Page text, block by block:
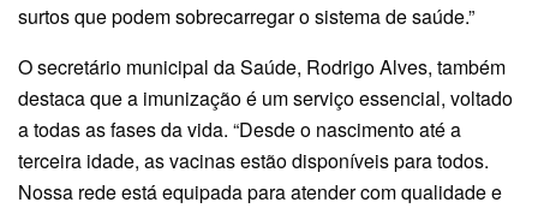
surtos que podem sobrecarregar o sistema de saúde.”
O secretário municipal da Saúde, Rodrigo Alves, também
destaca que a imunização é um serviço essencial, voltado
a todas as fases da vida. “Desde o nascimento até a
terceira idade, as vacinas estão disponíveis para todos.
Nossa rede está equipada para atender com qualidade e